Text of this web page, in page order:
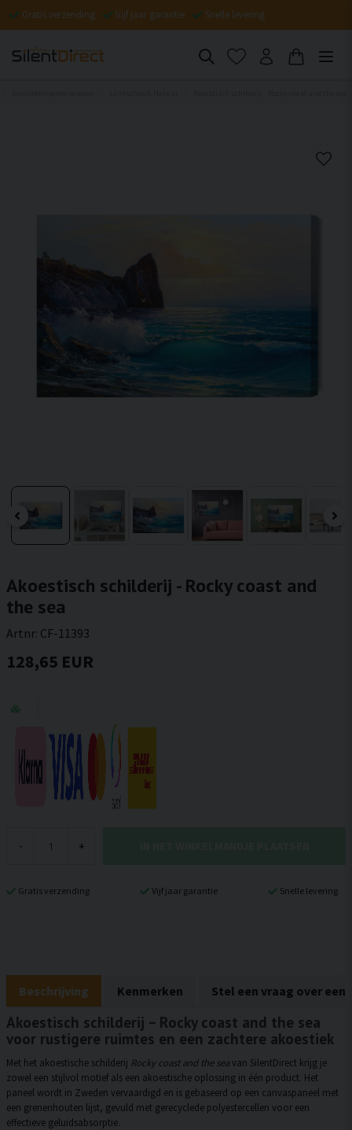
Gratis verzending Vijf jaar garantie Snelle levering
Akoestisch schilderij - Rocky coast and
the sea
Artnr: CF-11393
128,65 EUR
- +
Gratis verzending Vijf jaar garantie Snelle levering
Beschrijving Kenmerken Stel een vraag over een
Akoestisch schilderij – Rocky coast and the sea
voor rustigere ruimtes en een zachtere akoestiek
Met het akoestische schilderij Rocky coast and the seavan SilentDirect krijg je
zowel een stijlvol motief als een akoestische oplossing in één product. Het
paneel wordt in Zweden vervaardigd en is gebaseerd op een canvaspaneel met
een grenenhouten lijst, gevuld met gerecyclede polyestercellen voor een
effectieve geluidsabsorptie.